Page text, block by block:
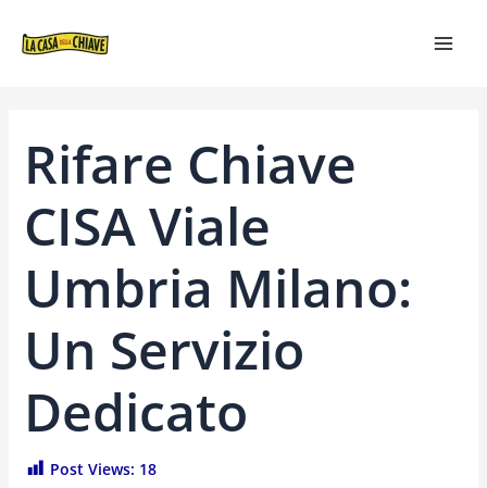
Rifare Chiave
CISA Viale
Umbria Milano:
Un Servizio
Dedicato
Post Views: 18
ARTICOLI